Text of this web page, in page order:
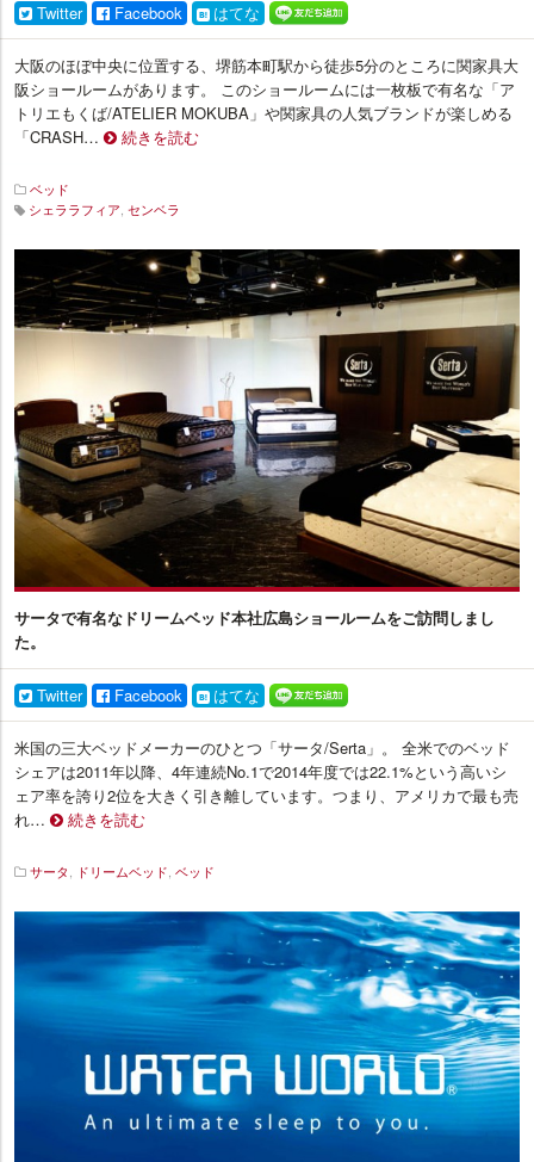
Twitter Facebook はてな
大阪のほぼ中央に位置する、堺筋本町駅から徒歩5分のところに関家具大
阪ショールームがあります。 このショールームには一枚板で有名な「ア
トリエもくば/ATELIER MOKUBA」や関家具の人気ブランドが楽しめる
「CRASH…
続きを読む
ベッド
シェララフィア, センベラ
イ
テ
リ
ア
サータで有名なドリームベッド本社広島ショールームをご訪問しまし
た。
Twitter Facebook はてな
米国の三大ベッドメーカーのひとつ「サータ/Serta」。 全米でのベッド
シェアは2011年以降、4年連続No.1で2014年度では22.1%という高いシ
ェア率を誇り2位を大きく引き離しています。つまり、アメリカで最も売
れ…
続きを読む
サータ , ドリームベッド, ベッド
イ
リ